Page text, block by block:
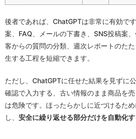
後者であれば、ChatGPTは非常に有効で
案、FAQ、メールの下書き、SNS投稿案
客からの質問の分類、週次レポートのた
生する工程を短縮できます。
ただし、ChatGPTに任せた結果を見ずに
確認で入力する、古い情報のまま商品を
は危険です。ほったらかしに近づけるた
し、 安全に繰り返せる部分だけを自動化す